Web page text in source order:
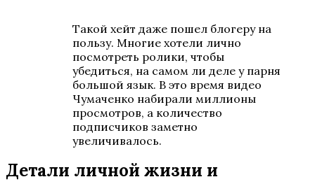
Такой хейт даже пошел блогеру на
пользу. Многие хотели лично
посмотреть ролики, чтобы
убедиться, на самом ли деле у парня
большой язык. В это время видео
Чумаченко набирали миллионы
просмотров, а количество
подписчиков заметно
увеличивалось.
Детали личной жизни и